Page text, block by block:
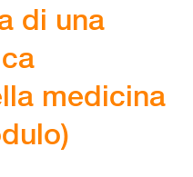
di una
medicina